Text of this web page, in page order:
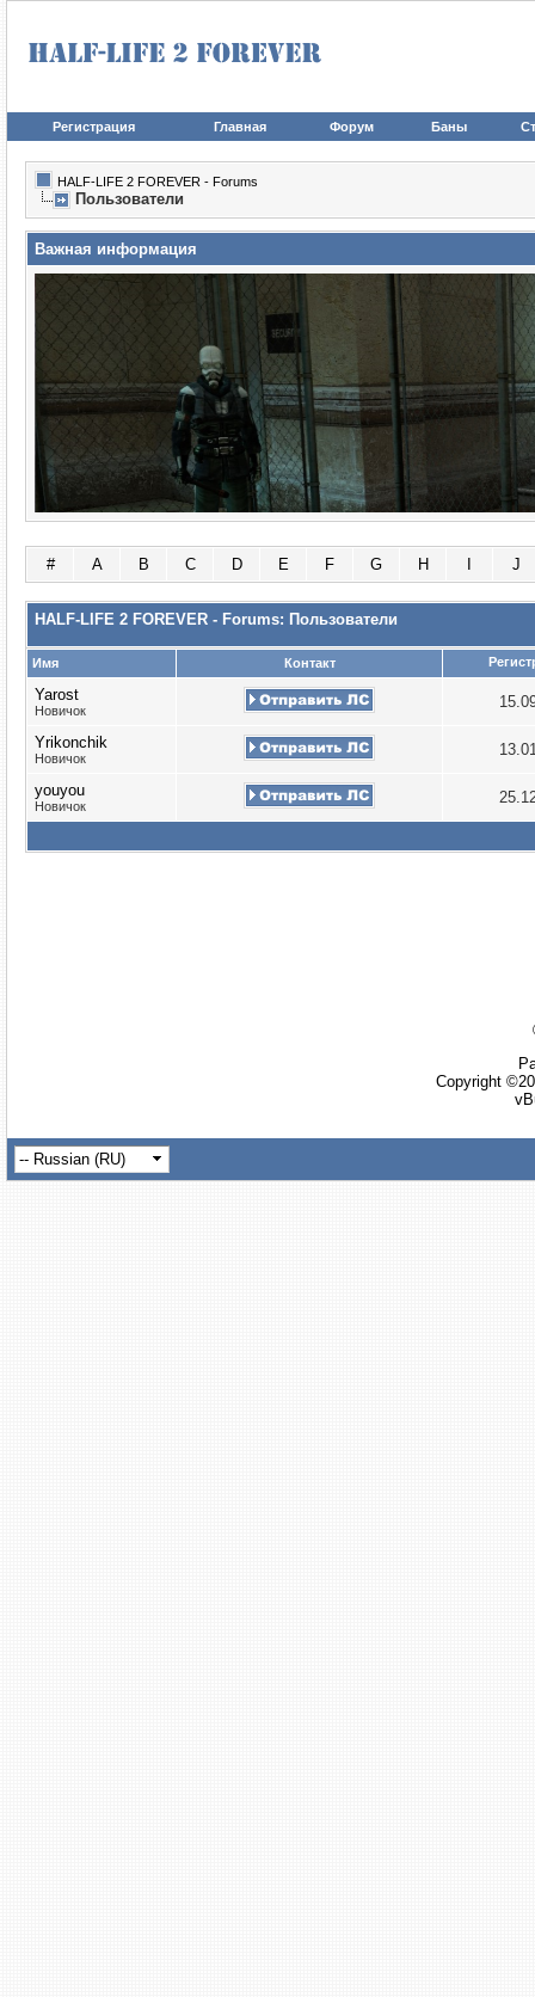
Регистрация Главная Форум Баны
HALF-LIFE 2 FOREVER - Forums
Пользователи
Важная информация
# A B C D E F G H J
HALF-LIFE 2 FOREVER - Forums: Пользователи
Имя Контакт
Yarost
Новичок
Yrikonchik
Новичок
youyou
Новичок
Copyright